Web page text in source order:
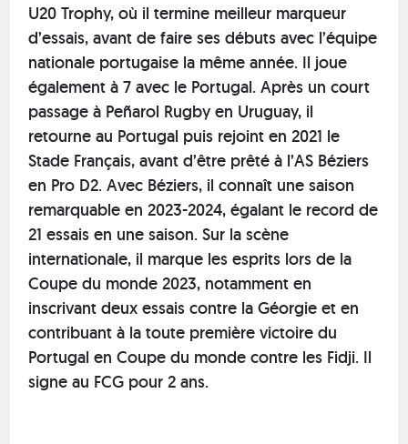
U20 Trophy, où il termine meilleur marqueur
d’essais, avant de faire ses débuts avec l’équipe
nationale portugaise la même année. Il joue
également à 7 avec le Portugal. Après un court
passage à Peñarol Rugby en Uruguay, il
retourne au Portugal puis rejoint en 2021 le
Stade Français, avant d’être prêté à l’AS Béziers
en Pro D2. Avec Béziers, il connaît une saison
remarquable en 2023-2024, égalant le record de
21 essais en une saison. Sur la scène
internationale, il marque les esprits lors de la
Coupe du monde 2023, notamment en
inscrivant deux essais contre la Géorgie et en
contribuant à la toute première victoire du
Portugal en Coupe du monde contre les Fidji. Il
signe au FCG pour 2 ans.